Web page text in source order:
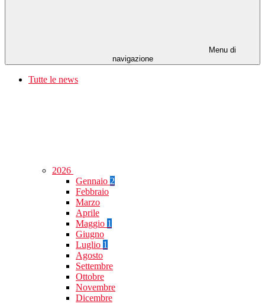
Menu di
navigazione
Tutte le news
2026
Gennaio 2
Febbraio
Marzo
Aprile
Maggio 1
Giugno
Luglio 1
Agosto
Settembre
Ottobre
Novembre
Dicembre